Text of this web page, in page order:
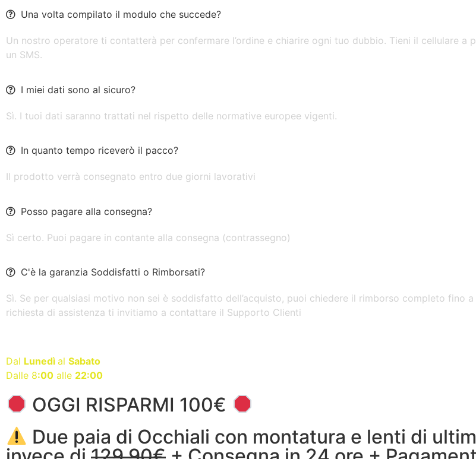
Una volta compilato il modulo che succede?
Un nostro operatore ti contatterà per confermare l’ordine e chiarire ogni tuo dubbio. Tieni il cellulare a
un SMS.
I miei dati sono al sicuro?
Sì. I tuoi dati saranno trattati nel rispetto delle normative europee vigenti.
In quanto tempo riceverò il pacco?
Il prodotto verrà consegnato entro due giorni lavorativi
Posso pagare alla consegna?
Sì certo. Puoi pagare in contante alla consegna (contrassegno)
C'è la garanzia Soddisfatti o Rimborsati?
Sì. Se per qualsiasi motivo non sei è soddisfatto dell’acquisto, puoi chiedere il rimborso completo fino
richiesta di assistenza ti invitiamo a contattare il Supporto Clienti
Dal Lunedì al Sabato
Dalle 8:00 alle 22:00
OGGI RISPARMI 100€
Due paia di Occhiali con montatura e lenti di